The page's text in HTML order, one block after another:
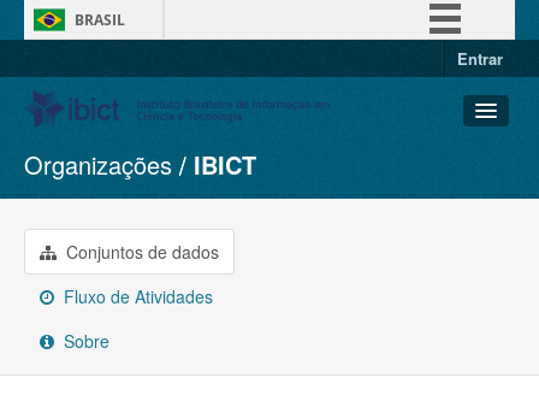
BRASIL
Entrar
Conjuntos de dados
Organizações
Grupos
Sobre
Organizações IBICT
Conjuntos de dados
Fluxo de Atividades
Sobre